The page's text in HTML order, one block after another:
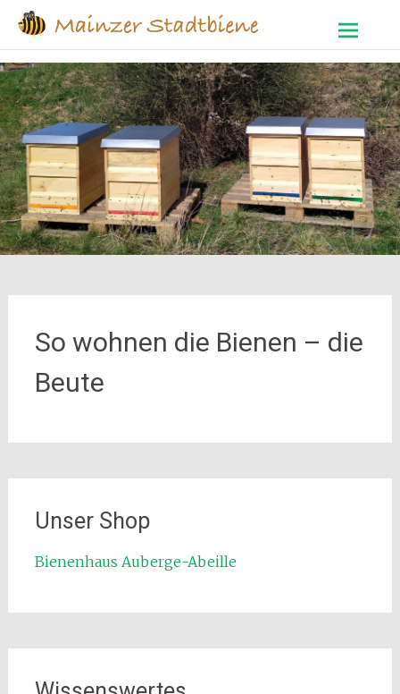
Zum
Inhalt
springen
So wohnen die Bienen – die
Beute
Unser Shop
Bienenhaus Auberge-Abeille